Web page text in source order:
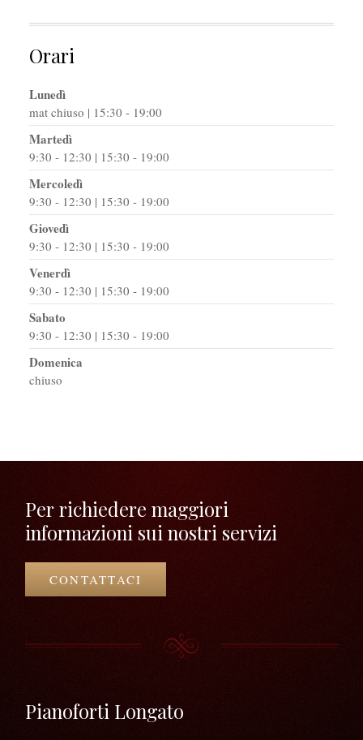
Orari
Lunedì
mat chiuso | 15:30 - 19:00
Martedì
9:30 - 12:30 | 15:30 - 19:00
Mercoledì
9:30 - 12:30 | 15:30 - 19:00
Giovedì
9:30 - 12:30 | 15:30 - 19:00
Venerdì
9:30 - 12:30 | 15:30 - 19:00
Sabato
9:30 - 12:30 | 15:30 - 19:00
Domenica
chiuso
Per richiedere maggiori
informazioni sui nostri servizi
CONTATTACI
Pianoforti Longato